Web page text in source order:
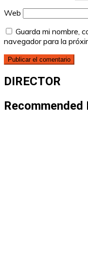
Web
Guarda mi nombre,
navegador para la
DIRECTOR
Recommended